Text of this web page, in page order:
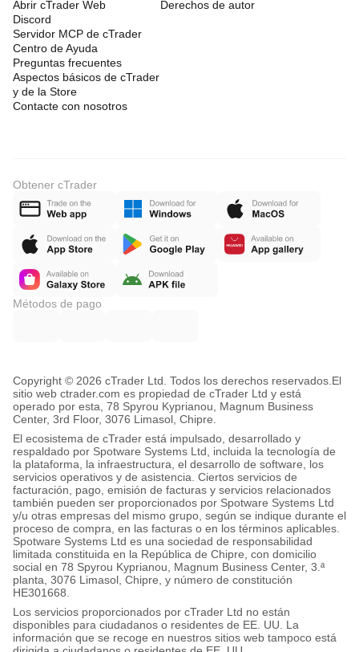
Abrir cTrader Web
Discord
Servidor MCP de cTrader
Centro de Ayuda
Preguntas frecuentes
Aspectos básicos de cTrader
y de la Store
Contacte con nosotros
Derechos de autor
Obtener cTrader
Métodos de pago
Copyright © 2026 cTrader Ltd. Todos los derechos reservados. El
sitio web ctrader.com es propiedad de cTrader Ltd y está
operado por esta, 78 Spyrou Kyprianou, Magnum Business
Center, 3rd Floor, 3076 Limasol, Chipre.
El ecosistema de cTrader está impulsado, desarrollado y
respaldado por Spotware Systems Ltd, incluida la tecnología de
la plataforma, la infraestructura, el desarrollo de software, los
servicios operativos y de asistencia. Ciertos servicios de
facturación, pago, emisión de facturas y servicios relacionados
también pueden ser proporcionados por Spotware Systems Ltd
y/u otras empresas del mismo grupo, según se indique durante el
proceso de compra, en las facturas o en los términos aplicables.
Spotware Systems Ltd es una sociedad de responsabilidad
limitada constituida en la República de Chipre, con domicilio
social en 78 Spyrou Kyprianou, Magnum Business Center, 3.ª
planta, 3076 Limasol, Chipre, y número de constitución
HE301668.
Los servicios proporcionados por cTrader Ltd no están
disponibles para ciudadanos o residentes de EE. UU. La
información que se recoge en nuestros sitios web tampoco está